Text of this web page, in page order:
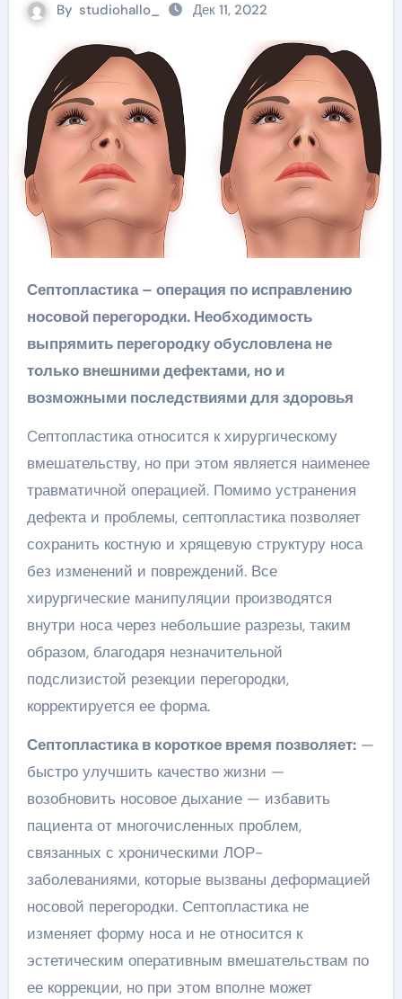
By studiohallo_ Дек 11, 2022
Септопластика – операция по исправлению
носовой перегородки. Необходимость
выпрямить перегородку обусловлена не
только внешними дефектами, но и
возможными последствиями для здоровья
Cептопластика относится к хирургическому
вмешательству, но при этом является наименее
травматичной операцией. Помимо устранения
дефекта и проблемы, септопластика позволяет
сохранить костную и хрящевую структуру носа
без изменений и повреждений. Все
хирургические манипуляции производятся
внутри носа через небольшие разрезы, таким
образом, благодаря незначительной
подслизистой резекции перегородки,
корректируется ее форма.
Септопластика в короткое время позволяет:—
быстро улучшить качество жизни —
возобновить носовое дыхание — избавить
пациента от многочисленных проблем,
связанных с хроническими ЛОР-
заболеваниями, которые вызваны деформацией
носовой перегородки. Септопластика не
изменяет форму носа и не относится к
эстетическим оперативным вмешательствам по
ее коррекции, но при этом вполне может